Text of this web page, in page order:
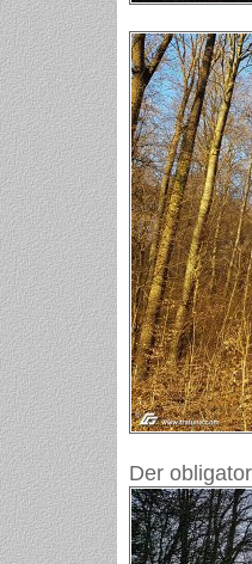
Der